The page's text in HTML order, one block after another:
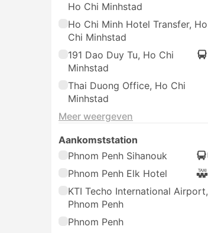
Ho Chi Minhstad
Ho Chi Minh Hotel Transfer, Ho
Chi Minhstad
191 Dao Duy Tu, Ho Chi
Minhstad
Thai Duong Office, Ho Chi
Minhstad
Meer weergeven
Aankomststation
Phnom Penh Sihanouk
Phnom Penh Elk Hotel
KTI Techo International Airport,
Phnom Penh
Phnom Penh